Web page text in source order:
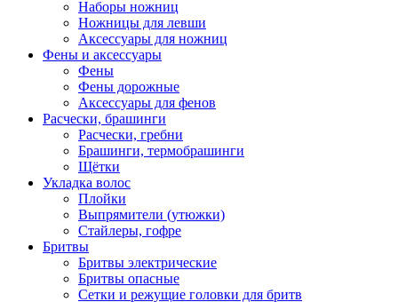
Наборы ножниц
Ножницы для левши
Аксессуары для ножниц
Фены и аксессуары
Фены
Фены дорожные
Аксессуары для фенов
Расчески, брашинги
Расчески, гребни
Брашинги, термобрашинги
Щётки
Укладка волос
Плойки
Выпрямители (утюжки)
Стайлеры, гофре
Бритвы
Бритвы электрические
Бритвы опасные
Сетки и режущие головки для бритв